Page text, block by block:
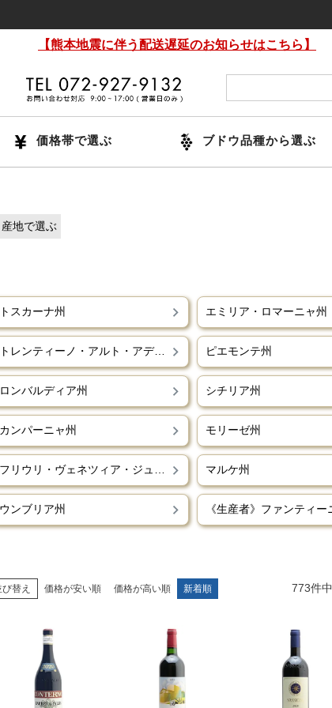
【熊本地震に伴う配送遅延のお知らせはこちら】
価格帯で選ぶ ブドウ品種から選ぶ
産地で選ぶ
トスカーナ州 エミリア・ロマーニャ州
トレンティーノ・アルト・アディジェ州 ピエモンテ州
ロンバルディア州 シチリア州
カンパーニャ州 モリーゼ州
マルケ州
ウンブリア州
替え 価格が安い順 価格が高い順 新着順 773件中